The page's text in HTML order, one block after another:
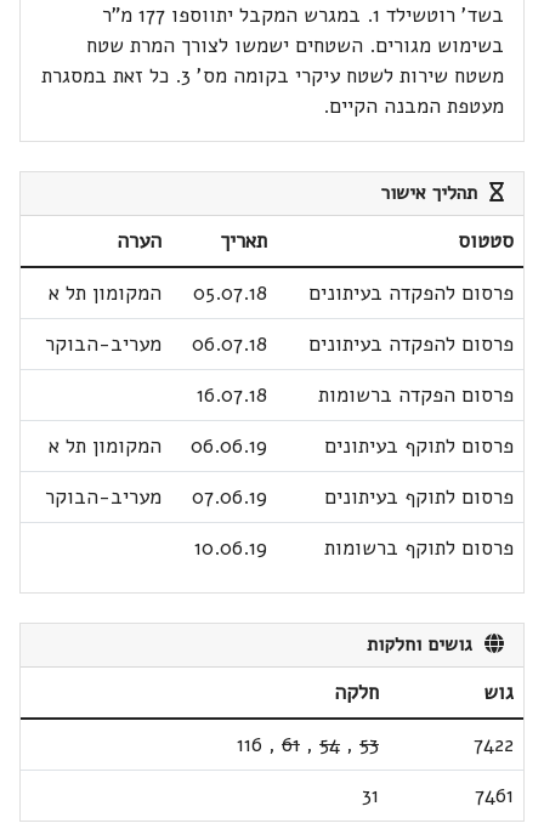
בשד' רוטשילד 1. במגרש המקבל יתווספו 177 מ"ר
בשימוש מגורים. השטחים ישמשו לצורך המרת שטח
משטח שירות לשטח עיקרי בקומה מס' 3. כל זאת במסגרת
מעטפת המבנה הקיים.
תהליך אישור
סטטוס תאריך
הערה
פרסום להפקדה בעיתונים
05.07.18
המקומון תל א
פרסום להפקדה בעיתונים
06.07.18
מעריב-הבוקר
פרסום הפקדה ברשומות
16.07.18
פרסום לתוקף בעיתונים
06.06.19
המקומון תל א
פרסום לתוקף בעיתונים
07.06.19
מעריב-הבוקר
פרסום לתוקף ברשומות
10.06.19
גושים וחלקות
גוש
חלקה
7422
53
,
54
,
61
,
116
7461
31